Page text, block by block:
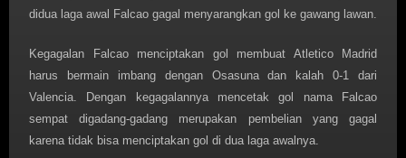
didua laga awal Falcao gagal menyarangkan gol ke gawang lawan.
Kegagalan Falcao menciptakan gol membuat Atletico Madrid
harus bermain imbang dengan Osasuna dan kalah 0-1 dari
Valencia. Dengan kegagalannya mencetak gol nama Falcao
sempat digadang-gadang merupakan pembelian yang gagal
karena tidak bisa menciptakan gol di dua laga awalnya.